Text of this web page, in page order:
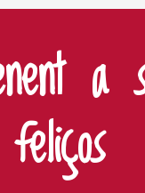
a
feliços